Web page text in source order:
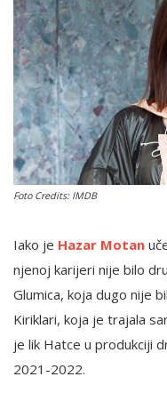
Contact
Login
Register
English
Foto Credits: IMDB
Iako je Hazar Motan
njenoj karijeri nije bilo
Glumica, koja dugo nije
Kiriklari, koja je trajala
je lik Hatce u produkciji
2021-2022.